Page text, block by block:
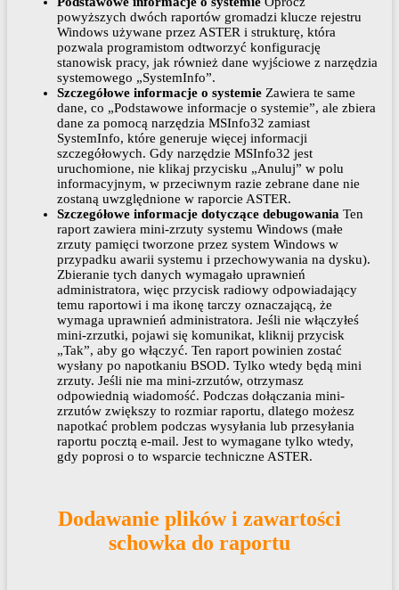
powyższych dwóch raportów gromadzi klucze rejestru
Windows używane przez ASTER i strukturę, która
pozwala programistom odtworzyć konfigurację
stanowisk pracy, jak również dane wyjściowe z narzędzia
systemowego „SystemInfo”.
Szczegółowe informacje o systemie Zawiera te same
dane, co „Podstawowe informacje o systemie”, ale zbiera
dane za pomocą narzędzia MSInfo32 zamiast
SystemInfo, które generuje więcej informacji
szczegółowych. Gdy narzędzie MSInfo32 jest
uruchomione, nie klikaj przycisku „Anuluj” w polu
informacyjnym, w przeciwnym razie zebrane dane nie
zostaną uwzględnione w raporcie ASTER.
Szczegółowe informacje dotyczące debugowania Ten
raport zawiera mini-zrzuty systemu Windows (małe
zrzuty pamięci tworzone przez system Windows w
przypadku awarii systemu i przechowywania na dysku).
Zbieranie tych danych wymagało uprawnień
administratora, więc przycisk radiowy odpowiadający
temu raportowi i ma ikonę tarczy oznaczającą, że
wymaga uprawnień administratora. Jeśli nie włączyłeś
mini-zrzutki, pojawi się komunikat, kliknij przycisk
„Tak”, aby go włączyć. Ten raport powinien zostać
wysłany po napotkaniu BSOD. Tylko wtedy będą mini
zrzuty. Jeśli nie ma mini-zrzutów, otrzymasz
odpowiednią wiadomość. Podczas dołączania mini-
zrzutów zwiększy to rozmiar raportu, dlatego możesz
napotkać problem podczas wysyłania lub przesyłania
raportu pocztą e-mail. Jest to wymagane tylko wtedy,
gdy poprosi o to wsparcie techniczne ASTER.
Dodawanie plików i zawartości
schowka do raportu